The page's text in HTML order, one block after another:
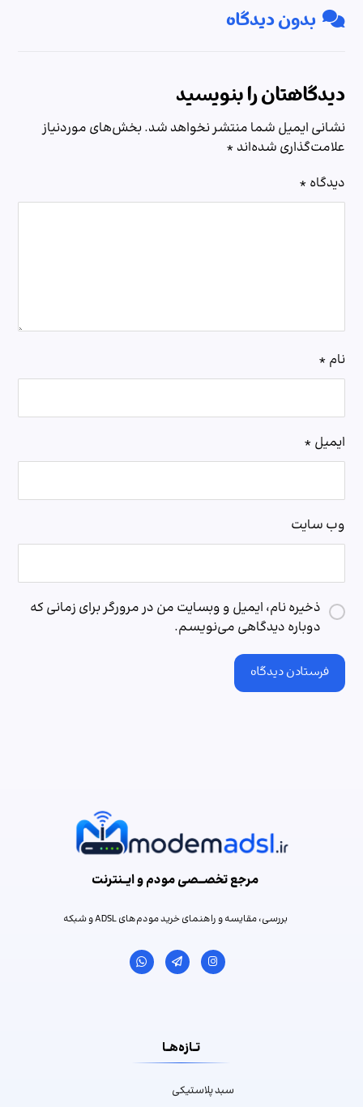
بدون دیدگاه
دیدگاهتان را بنویسید
نشانی ایمیل شما منتشر نخواهد شد.بخش‌های موردنیاز
علامت‌گذاری شده‌اند *
دیدگاه *
نام *
ایمیل *
وب‌ سایت
ذخیره نام، ایمیل و وبسایت من در مرورگر برای زمانی که
دوباره دیدگاهی می‌نویسم.
فرستادن دیدگاه
مرجع تخصـــصی مودم و ایـــنترنت
بررسی، مقایسه و راهنمای خرید مودم‌های ADSL و شبکه
تــازه‌هــا
سبد پلاستیکی